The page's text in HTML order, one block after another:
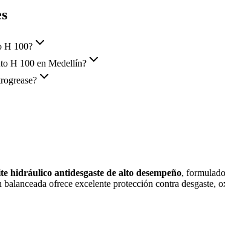
H 100?
H 100 en Medellín?
hidráulico antidesgaste de alto desempeño,
ofrece excelente protección contra